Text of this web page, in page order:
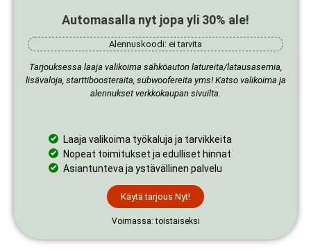
Automasalla nyt jopa yli 30% ale!
Alennuskoodi: ei tarvita
Tarjouksessa laaja valikoima sähköauton latureita/latausasemia,
lisävaloja, starttiboosteraita, subwoofereita yms! Katso valikoima ja
alennukset verkkokaupan sivuilta.
Laaja valikoima työkaluja ja tarvikkeita
Nopeat toimitukset ja edulliset hinnat
Asiantunteva ja ystävällinen palvelu
Käytä tarjous Nyt!
Voimassa: toistaiseksi